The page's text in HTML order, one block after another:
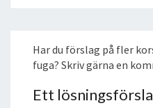
Har du förslag på fler
fuga? Skriv gärna en
Ett